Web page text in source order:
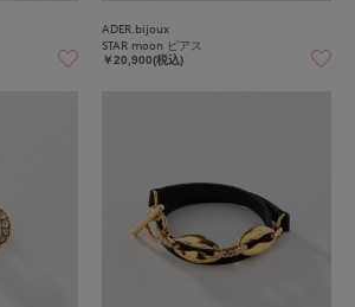
ADER.bijoux
STAR moon ピアス
￥20,900(税込)